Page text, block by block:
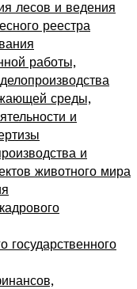
лесов и ведения
реестра
работы,
среды,
и
и
животного мира
государственного